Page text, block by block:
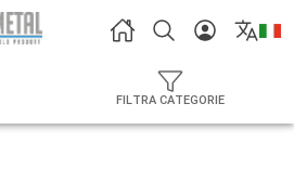
FILTRA CATEGORIE